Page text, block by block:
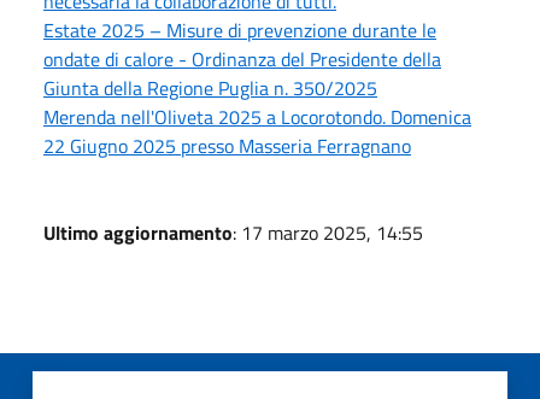
Estate 2025 – Misure di prevenzione durante le
ondate di calore - Ordinanza del Presidente della
Giunta della Regione Puglia n. 350/2025
Merenda nell'Oliveta 2025 a Locorotondo. Domenica
22 Giugno 2025 presso Masseria Ferragnano
Ultimo aggiornamento: 17 marzo 2025, 14:55